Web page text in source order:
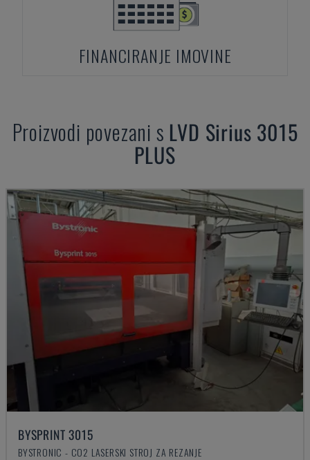
FINANCIRANJE IMOVINE
Proizvodi povezani s LVD Sirius 3015
PLUS
BYSPRINT 3015
BYSTRONIC - CO2 LASERSKI STROJ ZA REZANJE